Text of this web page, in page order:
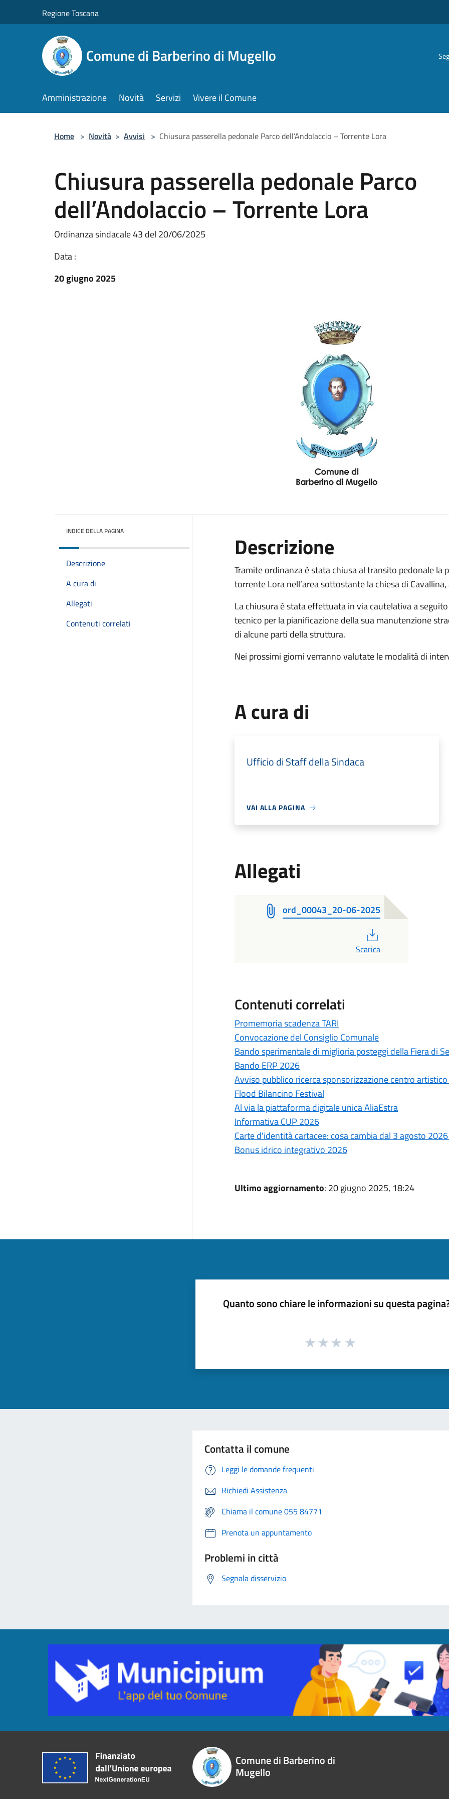
Regione Toscana
Comune di Barberino di Mugello
Amministrazione Novità Servizi Vivere il Comune
Home > Novità > Avvisi > Chiusura passerella pedonale Parco dell’Andolaccio – Torrente Lora
Chiusura passerella pedonale Parco
dell’Andolaccio – Torrente Lora
Ordinanza sindacale 43 del 20/06/2025
Data :
20 giugno 2025
INDICE DELLA PAGINA
Descrizione
A cura di
Allegati
Contenuti correlati
Descrizione
Tramite ordinanza è stata chiusa al transito pedonale
torrente Lora nell’area sottostante la chiesa di
La chiusura è stata effettuata in via cautelativa a
tecnico per la pianificazione della sua manutenzione
di alcune parti della struttura.
Nei prossimi giorni verranno valutate le modalità di
A cura di
Ufficio di Staff della Sindaca
VAI ALLA PAGINA
Allegati
ord_00043_20-06-2025
Scarica
Contenuti correlati
Promemoria scadenza TARI
Convocazione del Consiglio Comunale
Bando sperimentale di miglioria posteggi della Fiera di
Bando ERP 2026
Avviso pubblico ricerca sponsorizzazione centro
Flood Bilancino Festival
Al via la piattaforma digitale unica AliaEstra
Informativa CUP 2026
Carte d'identità cartacee: cosa cambia dal 3 agosto
Bonus idrico integrativo 2026
Ultimo aggiornamento: 20 giugno 2025, 18:24
Quanto sono chiare le informazioni su questa
Contatta il comune
Leggi le domande frequenti
Richiedi Assistenza
Chiama il comune 055 84771
Prenota un appuntamento
Problemi in città
Segnala disservizio
Comune di Barberino di
Mugello